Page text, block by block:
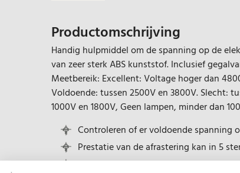
Productomschrijving
Handig hulpmiddel om de spanning op de
van zeer sterk ABS kunststof. Inclusief
Meetbereik: Excellent: Voltage hoger dan
Voldoende: tussen 2500V en 3800V. Slecht:
1000V en 1800V, Geen lampen, minder dan
Controleren of er voldoende spanning
Prestatie van de afrastering kan in 5
Productgarantie 2 jaar